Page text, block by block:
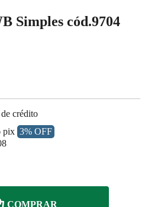
Simples cód.9704
crédito
pix 3% OFF
COMPRAR